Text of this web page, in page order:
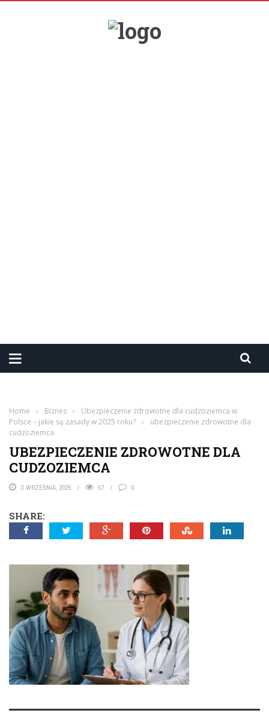
Home › Biznes ›
Ubezpieczenie zdrowotne dla cudzoziemca w
Polsce – jakie są zasady w 2025 roku? ›
ubezpieczenie zdrowotne dla
cudzoziemca
UBEZPIECZENIE ZDROWOTNE DLA
CUDZOZIEMCA
3 WRZEŚNIA, 2025 57 0
SHARE: